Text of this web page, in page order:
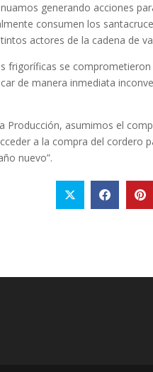
generando acciones
consumen los
actores de la cadena de
frigoríficas se
de manera inmediata
Producción, asumimos el
a la compra del cordero
nuevo”.